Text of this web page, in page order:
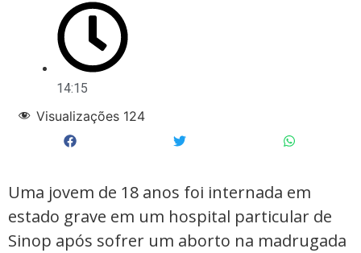
14:15
Visualizações 124
Uma jovem de 18 anos foi internada em
estado grave em um hospital particular de
Sinop após sofrer um aborto na madrugada